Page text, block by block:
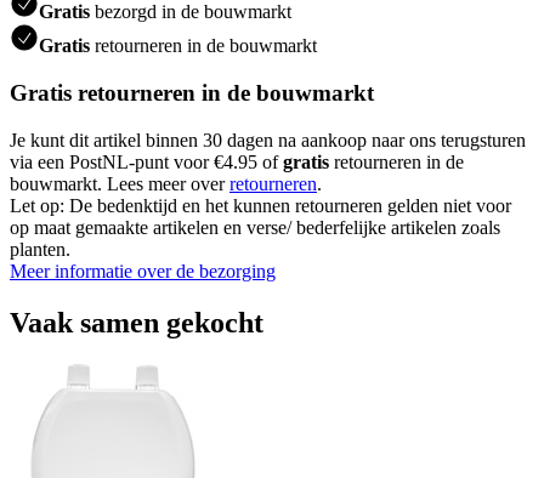
Gratis bezorgd in de bouwmarkt
Gratis retourneren in de bouwmarkt
Gratis retourneren in de bouwmarkt
Je kunt dit artikel binnen 30 dagen na aankoop naar ons terugsturen
via een PostNL-punt voor €4.95 ofgratis retourneren in de
bouwmarkt. Lees meer overretourneren.
Let op: De bedenktijd en het kunnen retourneren gelden niet voor
op maat gemaakte artikelen en verse/ bederfelijke artikelen zoals
planten.
Meer informatie over de bezorging
Vaak samen gekocht